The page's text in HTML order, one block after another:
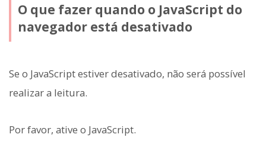
O que fazer quando o JavaScript do
navegador está desativado
Se o JavaScript estiver desativado, não será possível
realizar a leitura.
Por favor, ative o JavaScript.